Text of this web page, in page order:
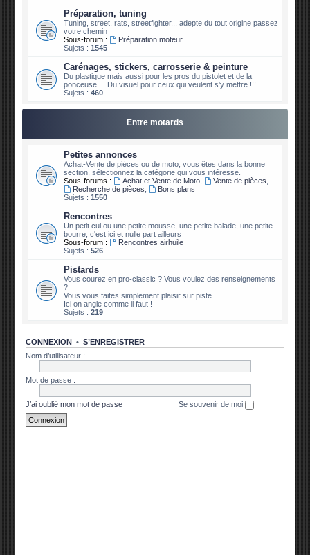
Préparation, tuning
Tuning, street, rats, streetfighter... adepte du tout origine passez
votre chemin
Sous-forum :
Préparation moteur
Sujets :1545
Carénages, stickers, carrosserie & peinture
Du plastique mais aussi pour les pros du pistolet et de la
ponceuse ... Du visuel pour ceux qui veulent s'y mettre !!!
Sujets :460
Entre motards
Petites annonces
Achat-Vente de pièces ou de moto, vous êtes dans la bonne
section, sélectionnez la catégorie qui vous intéresse.
Sous-forums :
Achat et Vente de Moto, Vente de pièces,
Recherche de pièces,
Bons plans
Sujets :1550
Rencontres
Un petit cul ou une petite mousse, une petite balade, une petite
bourre, c'est ici et nulle part ailleurs
Sous-forum :
Rencontres airhuile
Sujets :526
Pistards
Vous courez en pro-classic ? Vous voulez des renseignements
?
Vous vous faites simplement plaisir sur piste ...
Ici on angle comme il faut !
Sujets :219
CONNEXION •S’ENREGISTRER
Nom d’utilisateur :
Mot de passe :
J’ai oublié mon mot de passe Se souvenir de moi